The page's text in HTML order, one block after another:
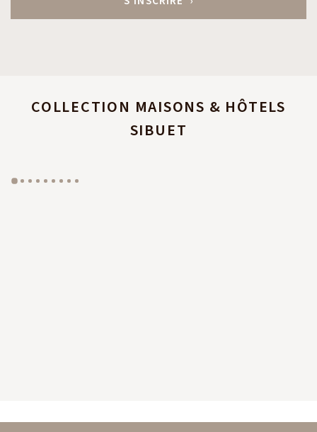
COLLECTION MAISONS & HÔTELS
SIBUET